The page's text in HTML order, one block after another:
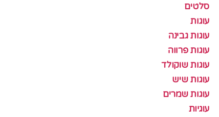
סלטים
עוגות
עוגות גבינה
עוגות פרווה
עוגות שוקולד
עוגות שיש
עוגות שמרים
עוגיות